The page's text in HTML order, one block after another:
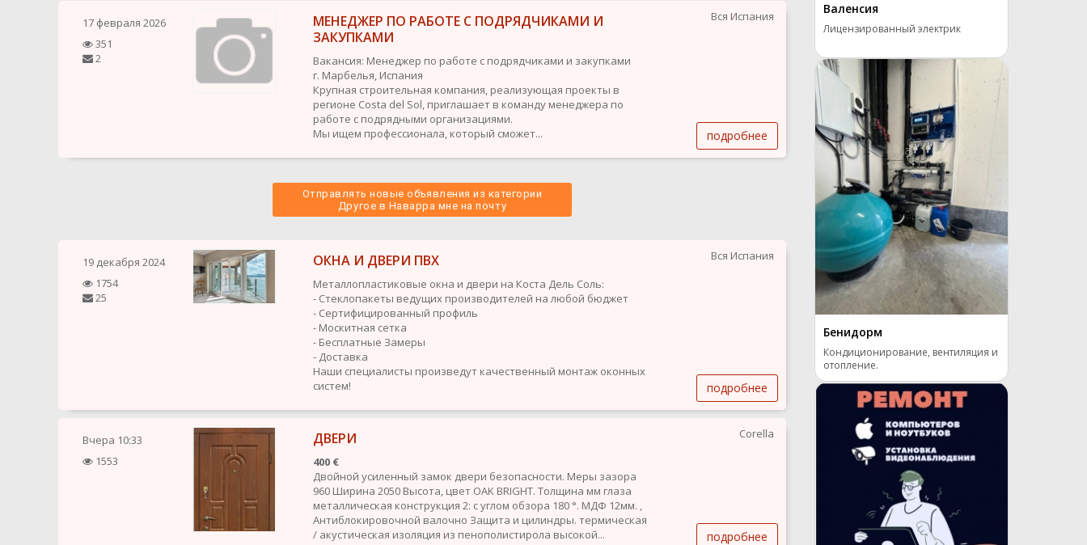
17 февраля 2026
351
2
МЕНЕДЖЕР ПО РАБОТЕ С ПОДРЯДЧИКАМИ И
ЗАКУПКАМИ
Вакансия: Менеджер по работе с подрядчиками и закупками
г. Марбелья, Испания
Крупная строительная компания, реализующая проекты в
регионе Costa del Sol, приглашает в команду менеджера по
работе с подрядными организациями.
Мы ищем профессионала, который сможет...
Вся Испания
подробнее
Отправлять новые объявления из категории
Другое в Наварра мне на почту
19 декабря 2024
1754
25
ОКНА И ДВЕРИ ПВХ
Металлопластиковые окна и двери на Коста Дель Соль:
- Стеклопакеты ведущих производителей на любой бюджет
- Сертифицированный профиль
- Москитная сетка
- Бесплатные Замеры
- Доставка
Наши специалисты произведут качественный монтаж оконных
систем!
Вся Испания
подробнее
Вчера 10:33
1553
ДВЕРИ
400 €
Двойной усиленный замок двери безопасности. Меры зазора
960 Ширина 2050 Высота, цвет OAK BRIGHT. Толщина мм глаза
металлическая конструкция 2: с углом обзора 180 °. МДФ 12мм. ,
Антиблокировочной валочно Защита и цилиндры. термическая
/ акустическая изоляция из пенополистирола высокой...
Corella
подробнее
Валенсия
Лицензированный электрик
Бенидорм
Кондиционирование, вентиляция и
отопление.